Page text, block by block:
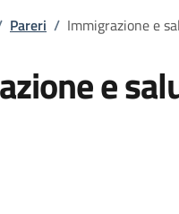
Pareri / Immigrazione e
e